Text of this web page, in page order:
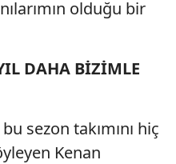
olduğu bir
DAHA BİZİMLE
sezon takımını hiç
Kenan